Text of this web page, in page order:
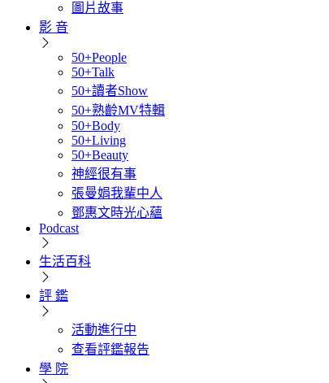
圖片故事
影 音
50+People
50+Talk
50+讀者Show
50+熟齡MV特輯
50+Body
50+Living
50+Beauty
神經很有事
張曼娟我輩中人
鄧惠文時光心蘊
Podcast
生活百科
評 鑑
活動進行中
查看評鑑報告
學 院